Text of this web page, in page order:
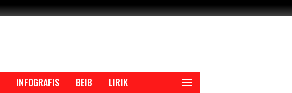
INFOGRAFIS BEIB LIRIK